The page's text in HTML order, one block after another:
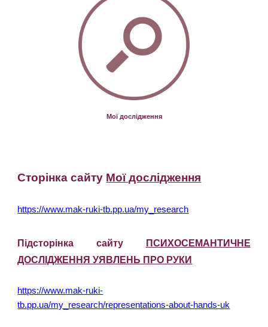
Мої дослідження
Сторінка сайту Мої дослідження
https://www.mak-ruki-tb.pp.ua/my_research
П ідсторінка сайту
ПСИХОСЕМАНТИЧНЕ
ДОСЛІДЖЕННЯ УЯВЛЕНЬ ПРО РУКИ
https://www.mak-ruki-
tb.pp.ua/my_research/representations-about-hands-uk